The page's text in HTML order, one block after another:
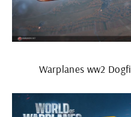
Warplanes ww2